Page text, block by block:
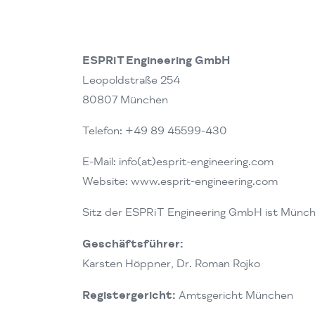
ESPRiT Engineering GmbH
Leopoldstraße 254
80807 München
Telefon: +49 89 45599-430
E-Mail: info(at)esprit-engineering.com
Website: www.esprit-engineering.com
Sitz der ESPRiT Engineering GmbH ist
Geschäftsführer:
Karsten Höppner, Dr. Roman Rojko
Registergericht: Amtsgericht München